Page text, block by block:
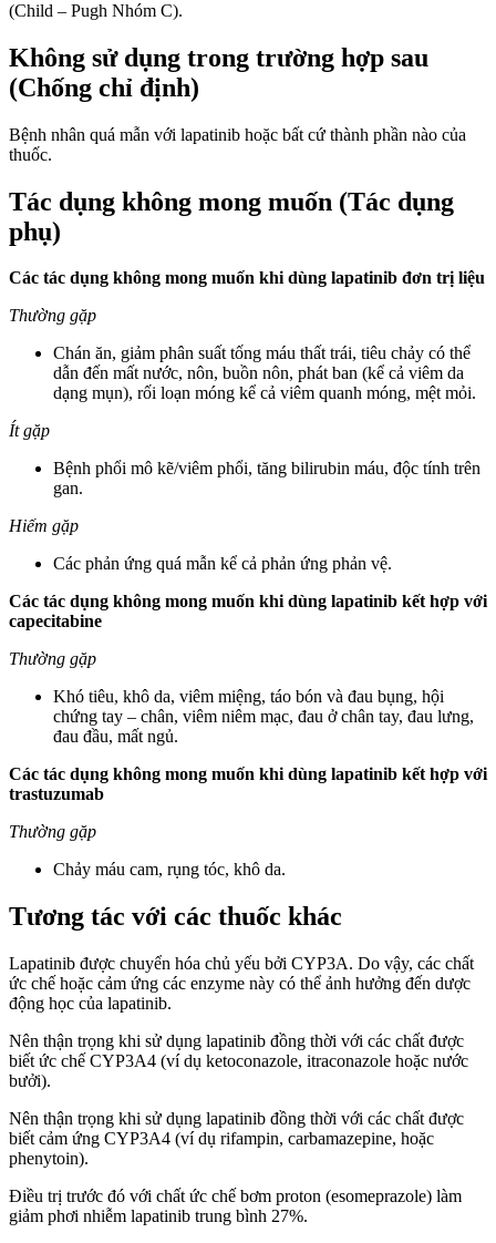
(Child – Pugh Nhóm C).
Không sử dụng trong trường hợp sau
(Chống chỉ định)
Bệnh nhân quá mẫn với lapatinib hoặc bất cứ thành phần nào của
thuốc.
Tác dụng không mong muốn (Tác dụng
phụ)
Các tác dụng không mong muốn khi dùng lapatinib đơn trị liệu
Thường gặp
Chán ăn, giảm phân suất tống máu thất trái, tiêu chảy có thể
dẫn đến mất nước, nôn, buồn nôn, phát ban (kể cả viêm da
dạng mụn), rối loạn móng kể cả viêm quanh móng, mệt mỏi.
Ít gặp
Bệnh phổi mô kẽ/viêm phổi, tăng bilirubin máu, độc tính trên
gan.
Hiếm gặp
Các phản ứng quá mẫn kể cả phản ứng phản vệ.
Các tác dụng không mong muốn khi dùng lapatinib kết hợp với
capecitabine
Thường gặp
Khó tiêu, khô da, viêm miệng, táo bón và đau bụng, hội
chứng tay – chân, viêm niêm mạc, đau ở chân tay, đau lưng,
đau đầu, mất ngủ.
Các tác dụng không mong muốn khi dùng lapatinib kết hợp với
trastuzumab
Thường gặp
Chảy máu cam, rụng tóc, khô da.
Tương tác với các thuốc khác
Lapatinib được chuyển hóa chủ yếu bởi CYP3A. Do vậy, các chất
ức chế hoặc cảm ứng các enzyme này có thể ảnh hưởng đến dược
động học của lapatinib.
Nên thận trọng khi sử dụng lapatinib đồng thời với các chất được
biết ức chế CYP3A4 (ví dụ ketoconazole, itraconazole hoặc nước
bưởi).
Nên thận trọng khi sử dụng lapatinib đồng thời với các chất được
biết cảm ứng CYP3A4 (ví dụ rifampin, carbamazepine, hoặc
phenytoin).
Điều trị trước đó với chất ức chế bơm proton (esomeprazole) làm
giảm phơi nhiễm lapatinib trung bình 27%.